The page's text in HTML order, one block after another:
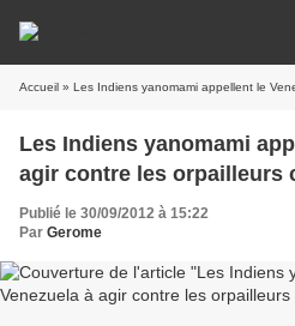
Accueil » Les Indiens yanomami appellent le
Les Indiens yanomami
agir contre les orpailleurs
Publié le 30/09/2012 à 15:22
Par Gerome